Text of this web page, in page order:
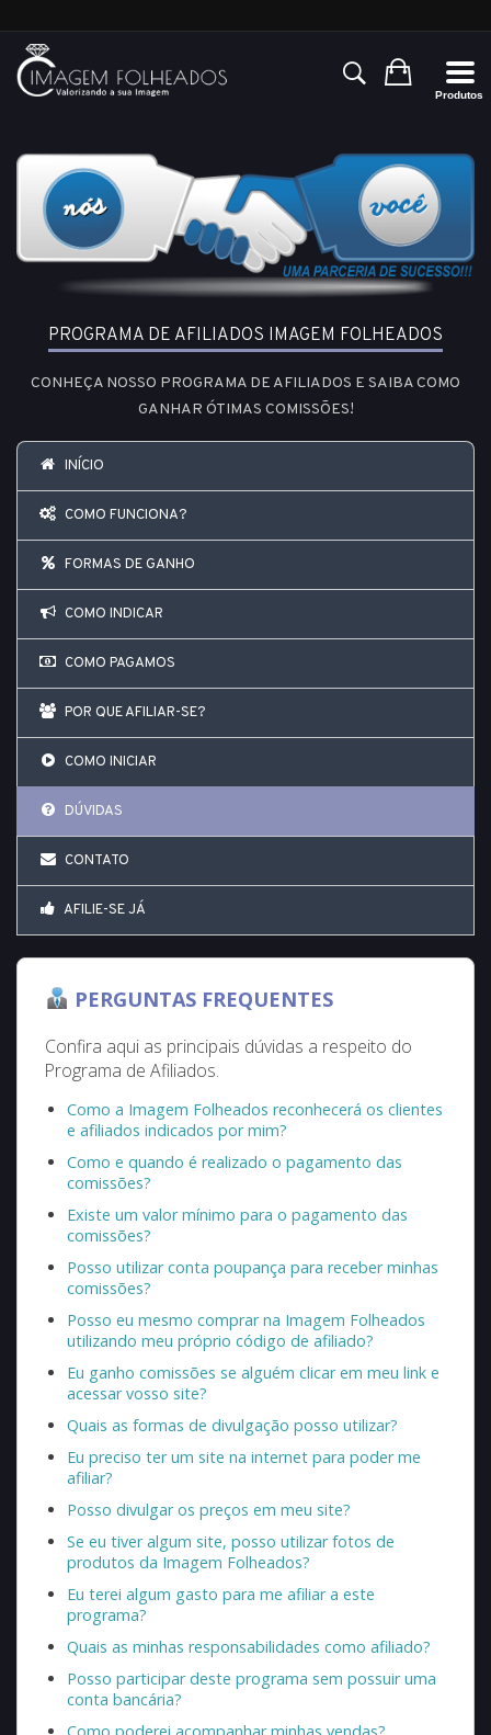
PROGRAMA DE AFILIADOS IMAGEM FOLHEADOS
CONHEÇA NOSSO PROGRAMA DE AFILIADOS E SAIBA COMO
GANHAR ÓTIMAS COMISSÕES!
INÍCIO
COMO FUNCIONA?
FORMAS DE GANHO
COMO INDICAR
COMO PAGAMOS
POR QUE AFILIAR-SE?
COMO INICIAR
DÚVIDAS
CONTATO
AFILIE-SE JÁ